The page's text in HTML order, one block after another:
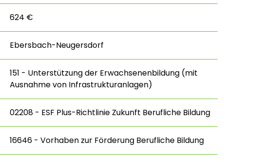
624 €
Ebersbach-Neugersdorf
151 - Unterstützung der Erwachsenenbildung (mit
Ausnahme von Infrastrukturanlagen)
02208 - ESF Plus-Richtlinie Zukunft Berufliche Bildung
16646 - Vorhaben zur Förderung Berufliche Bildung